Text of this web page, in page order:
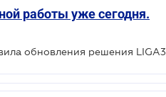
работы уже сегодня.
обновления решения